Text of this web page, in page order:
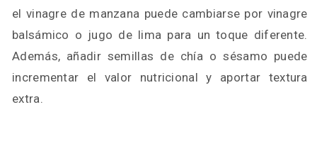
el vinagre de manzana puede cambiarse por vinagre
balsámico o jugo de lima para un toque diferente.
Además, añadir semillas de chía o sésamo puede
incrementar el valor nutricional y aportar textura
extra.